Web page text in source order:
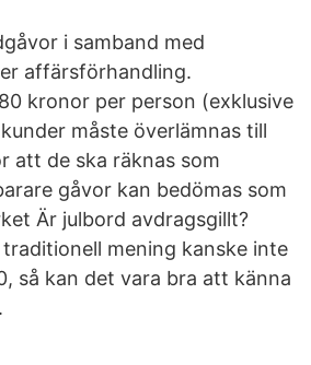
i samband med
affärsförhandling.
kronor per person (exklusive
måste överlämnas till
att de ska räknas som
gåvor kan bedömas som
Är julbord avdragsgillt?
mening kanske inte
så kan det vara bra att känna